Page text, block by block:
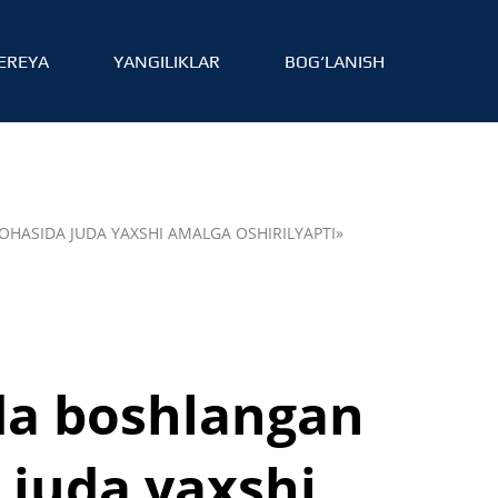
YANGILIKLAR BOG‘LANISH
JUDA YAXSHI AMALGA OSHIRILYAPTI»
boshlangan